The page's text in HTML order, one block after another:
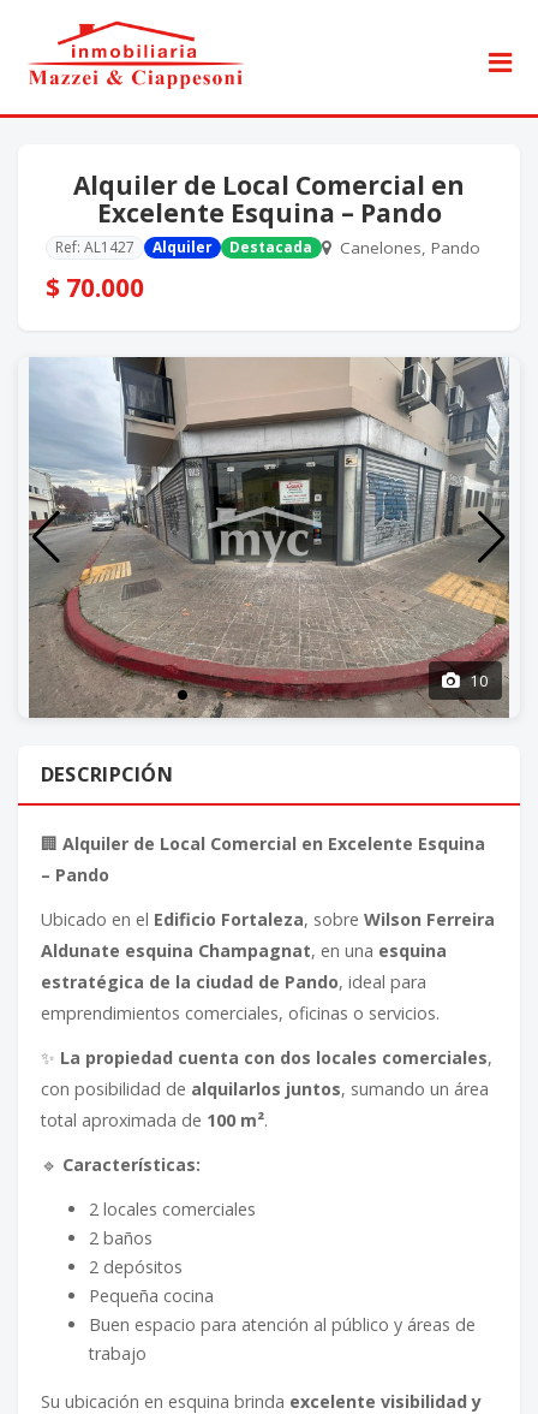
Alquiler de Local Comercial en
Excelente Esquina – Pando
Ref: AL1427 Alquiler Destacada Canelones, Pando
$ 70.000
10
DESCRIPCIÓN
🏢 Alquiler de Local Comercial en Excelente Esquina
– Pando
Ubicado en el Edificio Fortaleza, sobre Wilson Ferreira
Aldunate esquina Champagnat, en una esquina
estratégica de la ciudad de Pando, ideal para
emprendimientos comerciales, oficinas o servicios.
✨ La propiedad cuenta con dos locales comerciales,
con posibilidad de alquilarlos juntos, sumando un área
total aproximada de 100 m².
🔹 Características:
2 locales comerciales
2 baños
2 depósitos
Pequeña cocina
Buen espacio para atención al público y áreas de
trabajo
Su ubicación en esquina brinda excelente visibilidad y